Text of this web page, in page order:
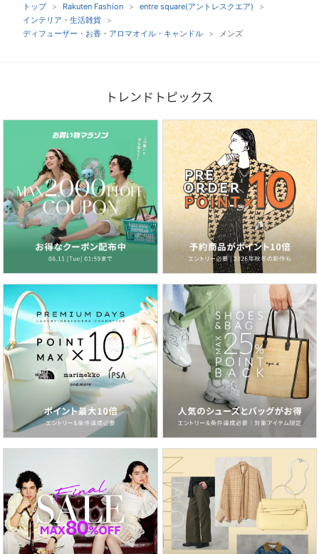
トップ Rakuten Fashion
entre square(アントレスクエア)
インテリア・生活雑貨
ディフューザー・お香・アロマオイル・キャンドル
メンズ
トレンドトピックス